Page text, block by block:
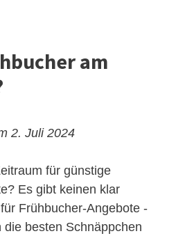
am
2. Juli 2024
für günstige
Es gibt keinen klar
Frühbucher-Angebote -
besten Schnäppchen